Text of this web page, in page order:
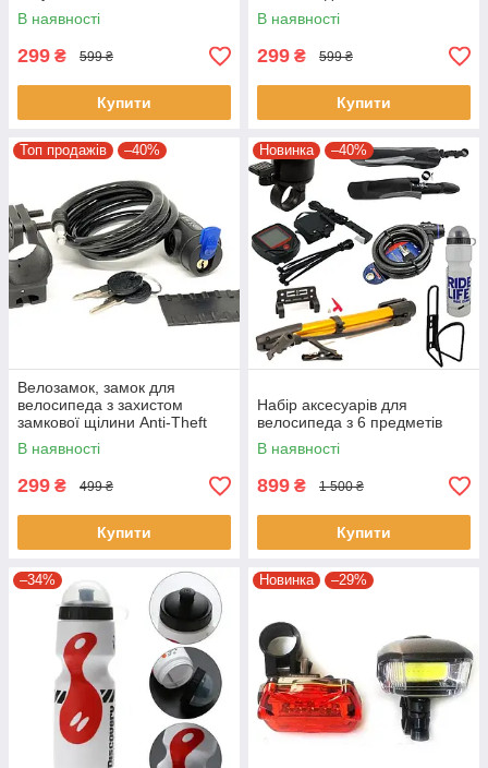
В наявності
299 ₴ 599 ₴
Купити
В наявності
299 ₴ 599 ₴
Купити
Топ продажів –40%
Велозамок, замок для
велосипеда з захистом
замкової щілини Anti-Theft
В наявності
299 ₴ 499 ₴
Купити
Новинка –40%
Набір аксесуарів для
велосипеда з 6 предметів
В наявності
899 ₴ 1 500 ₴
Купити
–34% Новинка –29%